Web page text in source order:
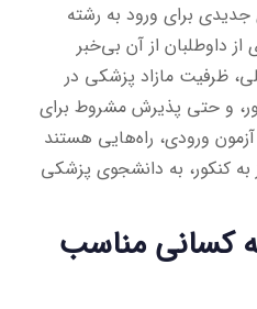
برای ورود به رشته
داوطلبان از آن بی‌خبر
ظرفیت مازاد پزشکی در
و حتی پذیرش مشروط برای
ورودی، راه‌هایی هستند
به کنکور، به دانشجوی پزشکی
کسانی مناسب